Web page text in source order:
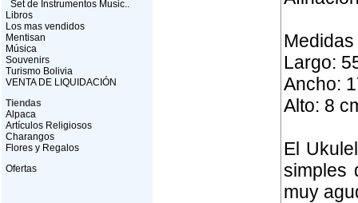
Set de Instrumentos Music..
Libros
Los mas vendidos
Mentisan
Música
Souvenirs
Turismo Bolivia
VENTA DE LIQUIDACIÓN
Tiendas
Alpaca
Artículos Religiosos
Charangos
Flores y Regalos
Ofertas
Largo:
Ancho:
Alto: 8
El
simples
muy